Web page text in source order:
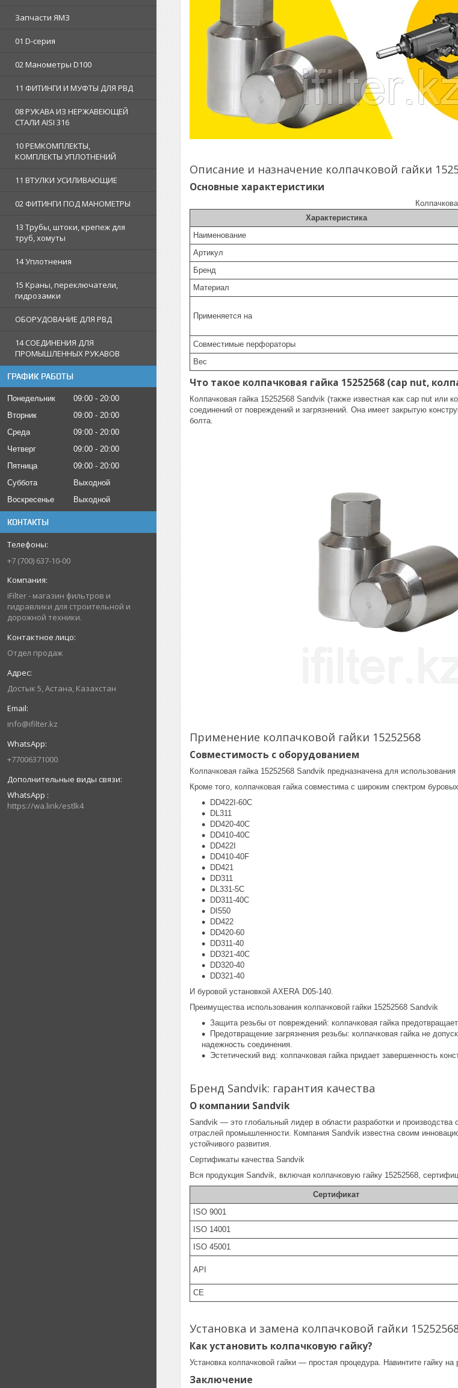
Запчасти ЯМЗ
01 D-серия
02 Манометры D100
11 ФИТИНГИ И МУФТЫ ДЛЯ РВД
08 РУКАВА ИЗ НЕРЖАВЕЮЩЕЙ
СТАЛИ AISI 316
10 РЕМКОМПЛЕКТЫ,
КОМПЛЕКТЫ УПЛОТНЕНИЙ
11 ВТУЛКИ УСИЛИВАЮЩИЕ
02 ФИТИНГИ ПОД МАНОМЕТРЫ
13 Трубы, штоки, крепеж для
труб, хомуты
14 Уплотнения
15 Краны, переключатели,
гидрозамки
ОБОРУДОВАНИЕ ДЛЯ РВД
14 СОЕДИНЕНИЯ ДЛЯ
ПРОМЫШЛЕННЫХ РУКАВОВ
ГРАФИК РАБОТЫ
Понедельник 09:00
20:00
Вторник
09:00
20:00
Среда
09:00
20:00
Четверг
09:00
20:00
Пятница
09:00
20:00
Суббота
Выходной
Воскресенье
Выходной
КОНТАКТЫ
+7 (700) 637-10-00
iFilter - магазин фильтров и
гидравлики для строительной и
дорожной техники.
Отдел продаж
Достык 5, Астана, Казахстан
info@ifilter.kz
+77006371000
WhatsApp
https://wa.link/estlk4
Описание и назначение колпачковой гайки
Основные характеристики
Характеристика
Наименование
Артикул
Бренд
Материал
Применяется на
Совместимые перфораторы
Вес
Что такое колпачковая гайка 15252568 (cap nut,
Колпачковая гайка 15252568 Sandvik (также известная как cap nut
соединений от повреждений и загрязнений. Она имеет закрытую
болта.
Применение колпачковой гайки 15252568
Совместимость с оборудованием
Колпачковая гайка 15252568 Sandvik предназначена для
Кроме того, колпачковая гайка совместима с широким спектром
DD422I-60C
DL311
DD420-40C
DD410-40C
DD422I
DD410-40F
DD421
DD311
DL331-5C
DD311-40C
DI550
DD422
DD420-60
DD311-40
DD321-40С
DD320-40
DD321-40
И буровой установкой АХЕRА D05-140.
Преимущества использования колпачковой гайки 15252568 Sandvik
Защита резьбы от повреждений: колпачковая гайка
Предотвращение загрязнения резьбы: колпачковая гайка не
надежность соединения.
Эстетический вид: колпачковая гайка придает завершенность
Бренд Sandvik: гарантия качества
О компании Sandvik
Sandvik — это глобальный лидер в области разработки и
отраслей промышленности. Компания Sandvik известна своим
устойчивого развития.
Сертификаты качества Sandvik
Вся продукция Sandvik, включая колпачковую гайку 15252568,
Сертификат
ISO 9001
ISO 14001
ISO 45001
API
CE
Установка и замена колпачковой гайки
Как установить колпачковую гайку?
Установка колпачковой гайки — простая процедура. Навинтите гайку
Заключение